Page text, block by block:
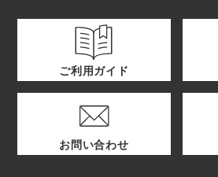
ご利用ガイド
お問い合わせ